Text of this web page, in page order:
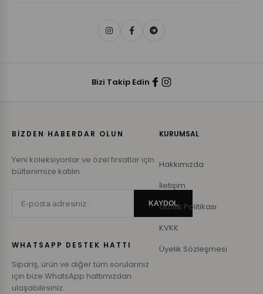
Bizi Takip Edin
BİZDEN HABERDAR OLUN
Yeni koleksiyonlar ve özel fırsatlar için
bültenimize katılın.
KAYDOL
WHATSAPP DESTEK HATTI
Sipariş, ürün ve diğer tüm sorularınız
için bize WhatsApp hattımızdan
ulaşabilirsiniz.
KURUMSAL
Hakkımızda
İletişim
Gizlilik Politikası
KVKK
Üyelik Sözleşmesi